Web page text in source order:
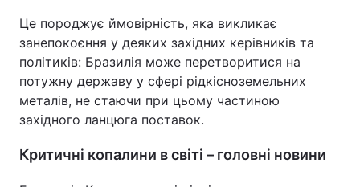
Це породжує ймовірність, яка викликає
занепокоєння у деяких західних керівників та
політиків: Бразилія може перетворитися на
потужну державу у сфері рідкісноземельних
металів, не стаючи при цьому частиною
західного ланцюга поставок.
Критичні копалини в світі – головні новини